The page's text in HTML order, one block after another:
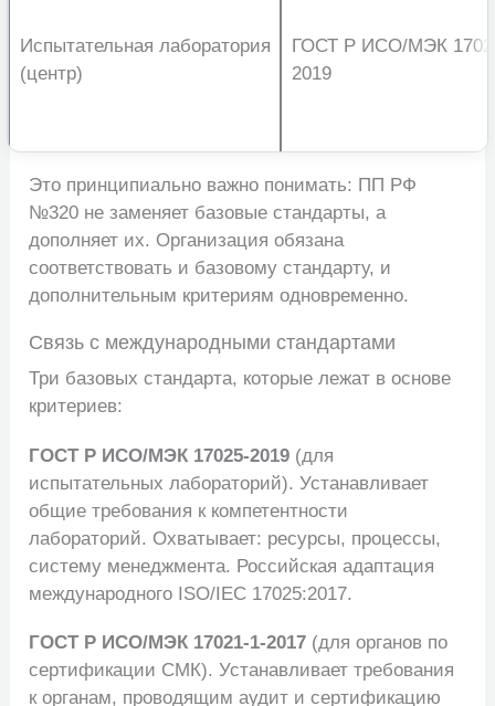
Испытательная лаборатория
(центр)
ГОСТ Р ИСО/МЭК
2019
Это принципиально важно понимать: ПП РФ
№320 не заменяет базовые стандарты, а
дополняет их. Организация обязана
соответствовать и базовому стандарту, и
дополнительным критериям одновременно.
Связь с международными стандартами
Три базовых стандарта, которые лежат в основе
критериев:
ГОСТ Р ИСО/МЭК 17025-2019 (для
испытательных лабораторий). Устанавливает
общие требования к компетентности
лабораторий. Охватывает: ресурсы, процессы,
систему менеджмента. Российская адаптация
международного ISO/IEC 17025:2017.
ГОСТ Р ИСО/МЭК 17021-1-2017 (для органов по
сертификации СМК). Устанавливает требования
к органам, проводящим аудит и сертификацию